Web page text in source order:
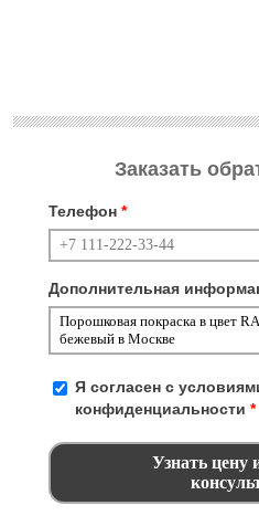
Заказать
Телефон *
Дополнительная
Я согласен с
конфиденциальности *